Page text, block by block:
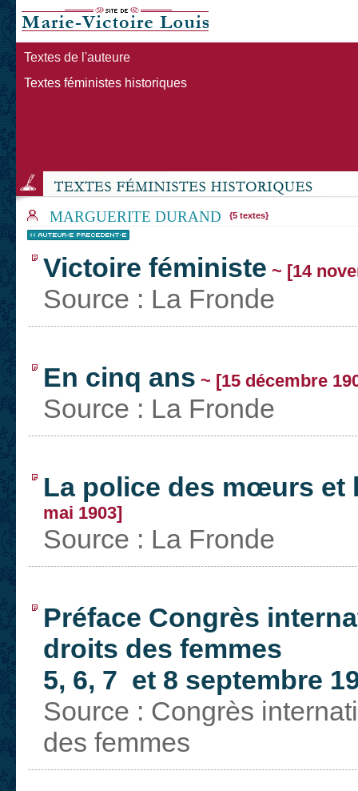
Textes de l'auteure
Textes féministes historiques
MARGUERITE DURAND {5 textes}
Victoire féministe ~ [14
Source : La Fronde
En cinq ans ~ [15 décembre
Source : La Fronde
La police des mœurs et
mai 1903]
Source : La Fronde
Préface Congrès
droits des femmes
5, 6, 7 et 8 septembre
Source : Congrès
des femmes